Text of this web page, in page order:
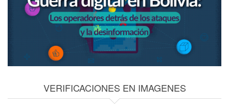
VERIFICACIONES EN IMAGENES